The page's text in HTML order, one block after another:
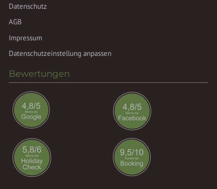
Datenschutz
AGB
Impressum
Datenschutzeinstellung anpassen
Bewertungen